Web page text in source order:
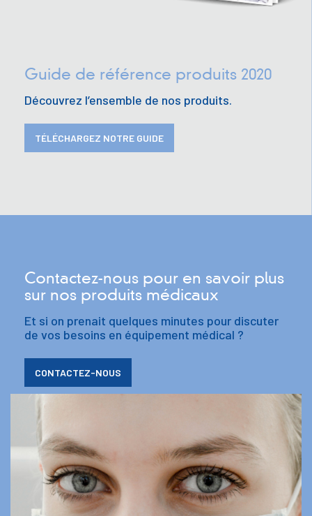
Guide de référence produits 2020
Découvrez l’ensemble de nos produits.
TÉLÉCHARGEZ NOTRE GUIDE
Contactez-nous pour en savoir plus
sur nos produits médicaux
Et si on prenait quelques minutes pour discuter
de vos besoins en équipement médical ?
CONTACTEZ-NOUS